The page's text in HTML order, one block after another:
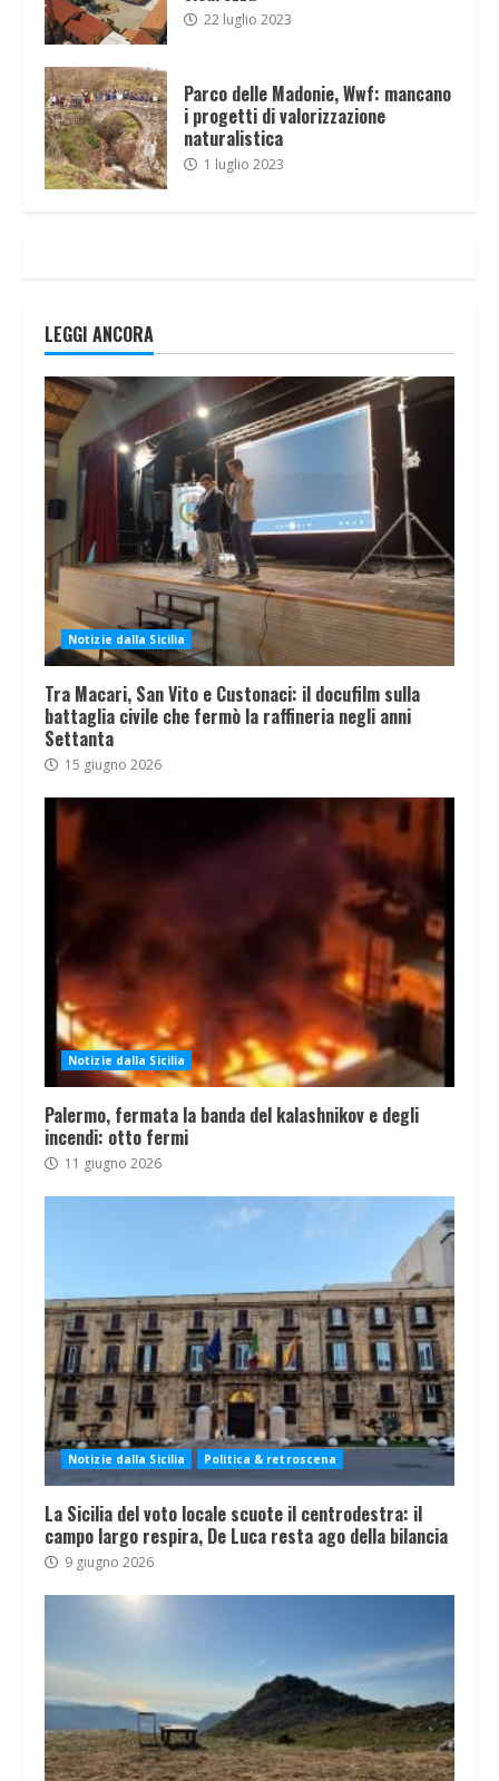
22 luglio 2023
Parco delle Madonie, Wwf: mancano
i progetti di valorizzazione
naturalistica
1 luglio 2023
LEGGI ANCORA
Notizie dalla Sicilia
Tra Macari, San Vito e Custonaci: il docufilm sulla
battaglia civile che fermò la raffineria negli anni
Settanta
15 giugno 2026
Notizie dalla Sicilia
Palermo, fermata la banda del kalashnikov e degli
incendi: otto fermi
11 giugno 2026
Notizie dalla Sicilia Politica & retroscena
La Sicilia del voto locale scuote il centrodestra: il
campo largo respira, De Luca resta ago della bilancia
9 giugno 2026